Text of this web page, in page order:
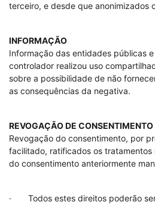
terceiro, e desde que anonimizados
INFORMAÇÃO
Informação das entidades públicas
controlador realizou uso
sobre a possibilidade de não
as consequências da negativa.
REVOGAÇÃO DE CONSENTIMENTO
Revogação do consentimento, por
facilitado, ratificados os tratamentos
do consentimento anteriormente
· Todos estes direitos poderão